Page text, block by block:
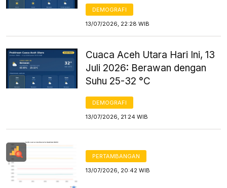
DEMOGRAFI
13/07/2026, 22:28 WIB
Cuaca Aceh Utara Hari Ini, 13
Juli 2026: Berawan dengan
Suhu 25-32 °C
DEMOGRAFI
13/07/2026, 21:24 WIB
PERTAMBANGAN
13/07/2026, 20:42 WIB